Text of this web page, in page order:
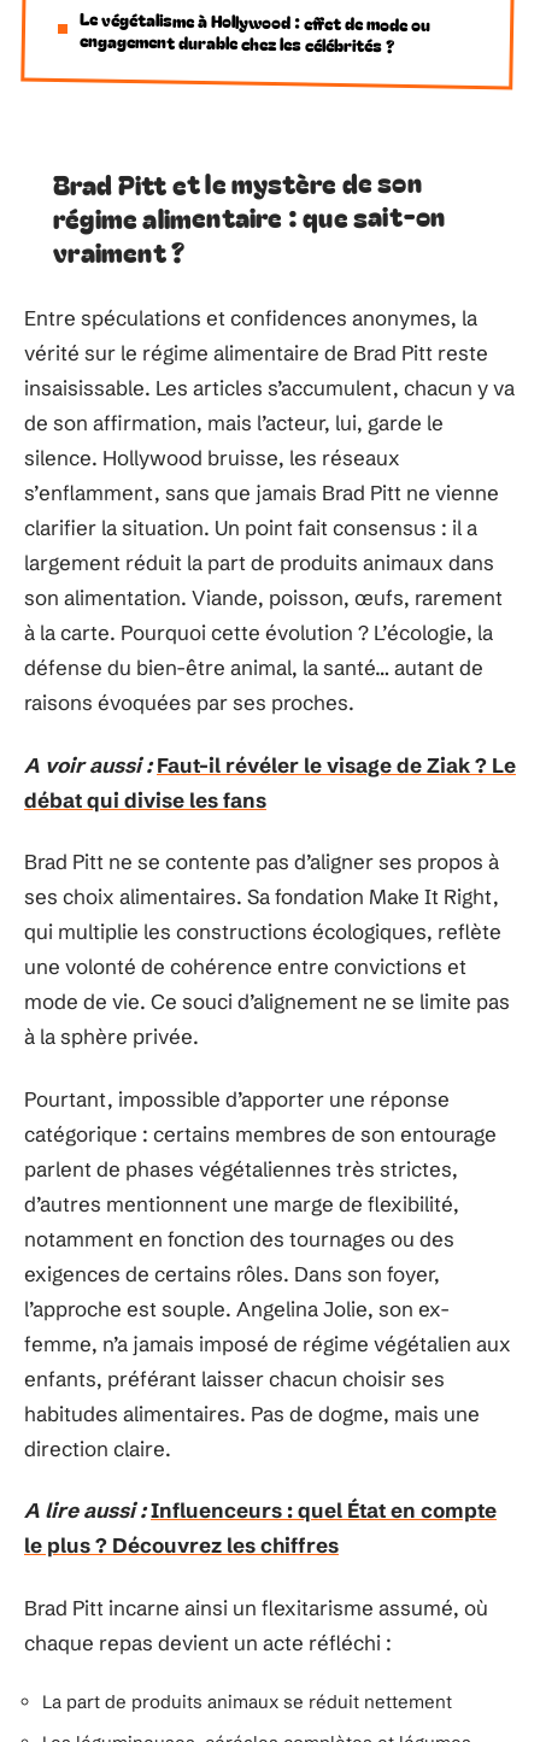
Le végétalisme à Hollywood : effet de mode ou
engagement durable chez les célébrités ?
Brad Pitt et le mystère de son
régime alimentaire : que sait-on
vraiment ?
Entre spéculations et confidences anonymes, la
vérité sur le régime alimentaire de Brad Pitt reste
insaisissable. Les articles s’accumulent, chacun y va
de son affirmation, mais l’acteur, lui, garde le
silence. Hollywood bruisse, les réseaux
s’enflamment, sans que jamais Brad Pitt ne vienne
clarifier la situation. Un point fait consensus : il a
largement réduit la part de produits animaux dans
son alimentation. Viande, poisson, œufs, rarement
à la carte. Pourquoi cette évolution ? L’écologie, la
défense du bien-être animal, la santé… autant de
raisons évoquées par ses proches.
A voir aussi : Faut-il révéler le visage de Ziak ? Le
débat qui divise les fans
Brad Pitt ne se contente pas d’aligner ses propos à
ses choix alimentaires. Sa fondation Make It Right,
qui multiplie les constructions écologiques, reflète
une volonté de cohérence entre convictions et
mode de vie. Ce souci d’alignement ne se limite pas
à la sphère privée.
Pourtant, impossible d’apporter une réponse
catégorique : certains membres de son entourage
parlent de phases végétaliennes très strictes,
d’autres mentionnent une marge de flexibilité,
notamment en fonction des tournages ou des
exigences de certains rôles. Dans son foyer,
l’approche est souple. Angelina Jolie, son ex-
femme, n’a jamais imposé de régime végétalien aux
enfants, préférant laisser chacun choisir ses
habitudes alimentaires. Pas de dogme, mais une
direction claire.
A lire aussi :Influenceurs : quel État en compte
le plus ? Découvrez les chiffres
Brad Pitt incarne ainsi un flexitarisme assumé, où
chaque repas devient un acte réfléchi :
La part de produits animaux se réduit nettement